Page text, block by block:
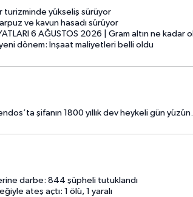
turizminde yükseliş sürüyor
ve kavun hasadı sürüyor
6 AĞUSTOS 2026 | Gram altın ne kadar oldu, çeyrek altın yükseldi mi?
dönem: İnşaat maliyetleri belli oldu
şifanın 1800 yıllık dev heykeli gün yüzüne çıktı
darbe: 844 şüpheli tutuklandı
ateş açtı: 1 ölü, 1 yaralı